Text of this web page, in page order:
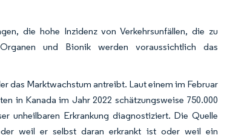
die hohe Inzidenz von Verkehrsunfällen, die zu
und Bionik werden voraussichtlich das
das Marktwachstum antreibt. Laut einem im Februar
in Kanada im Jahr 2022 schätzungsweise 750.000
unheilbaren Erkrankung diagnostiziert. Die Quelle
weil er selbst daran erkrankt ist oder weil ein